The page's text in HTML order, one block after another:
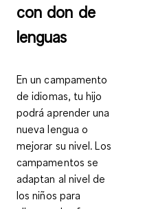
con don de
lenguas
En un campamento
de idiomas, tu hijo
podráaprender una
nueva lengua o
mejorar su nivel. Los
campamentos se
adaptan al nivel de
los niños para